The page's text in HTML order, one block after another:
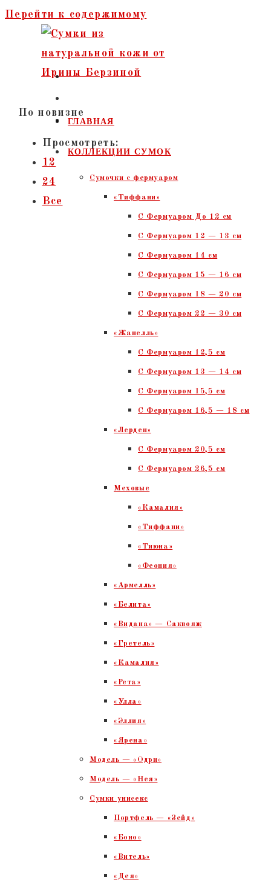
Перейти к содержимому
ГЛАВНАЯ
КОЛЛЕКЦИИ СУМОК
Сумочки c фермуаром
«Тиффани»
С Фермуаром До 12 см
С Фермуаром 12 — 13 см
С Фермуаром 14 см
С Фермуаром 15 — 16 см
C Фермуаром 18 — 20 см
С Фермуаром 22 — 30 см
«Жанелль»
С Фермуаром 12,5 см
С Фермуаром 13 — 14 см
С Фермуаром 15,5 см
С Фермуаром 16,5 — 18 см
«Лерден»
С Фермуаром 20,5 см
С Фермуаром 26,5 см
Меховые
«Камалия»
«Тиффани»
«Тиюна»
«Феония»
«Армелль»
«Белита»
«Видана» — Саквояж
«Гретель»
«Камалия»
«Рета»
«Улла»
«Эллия»
«Ярена»
Модель — «Одри»
Модель — «Нея»
Сумки унисекс
Портфель — «Зейд»
«Боно»
«Витель»
«Дея»
По новизне
Просмотреть:
12
24
Все